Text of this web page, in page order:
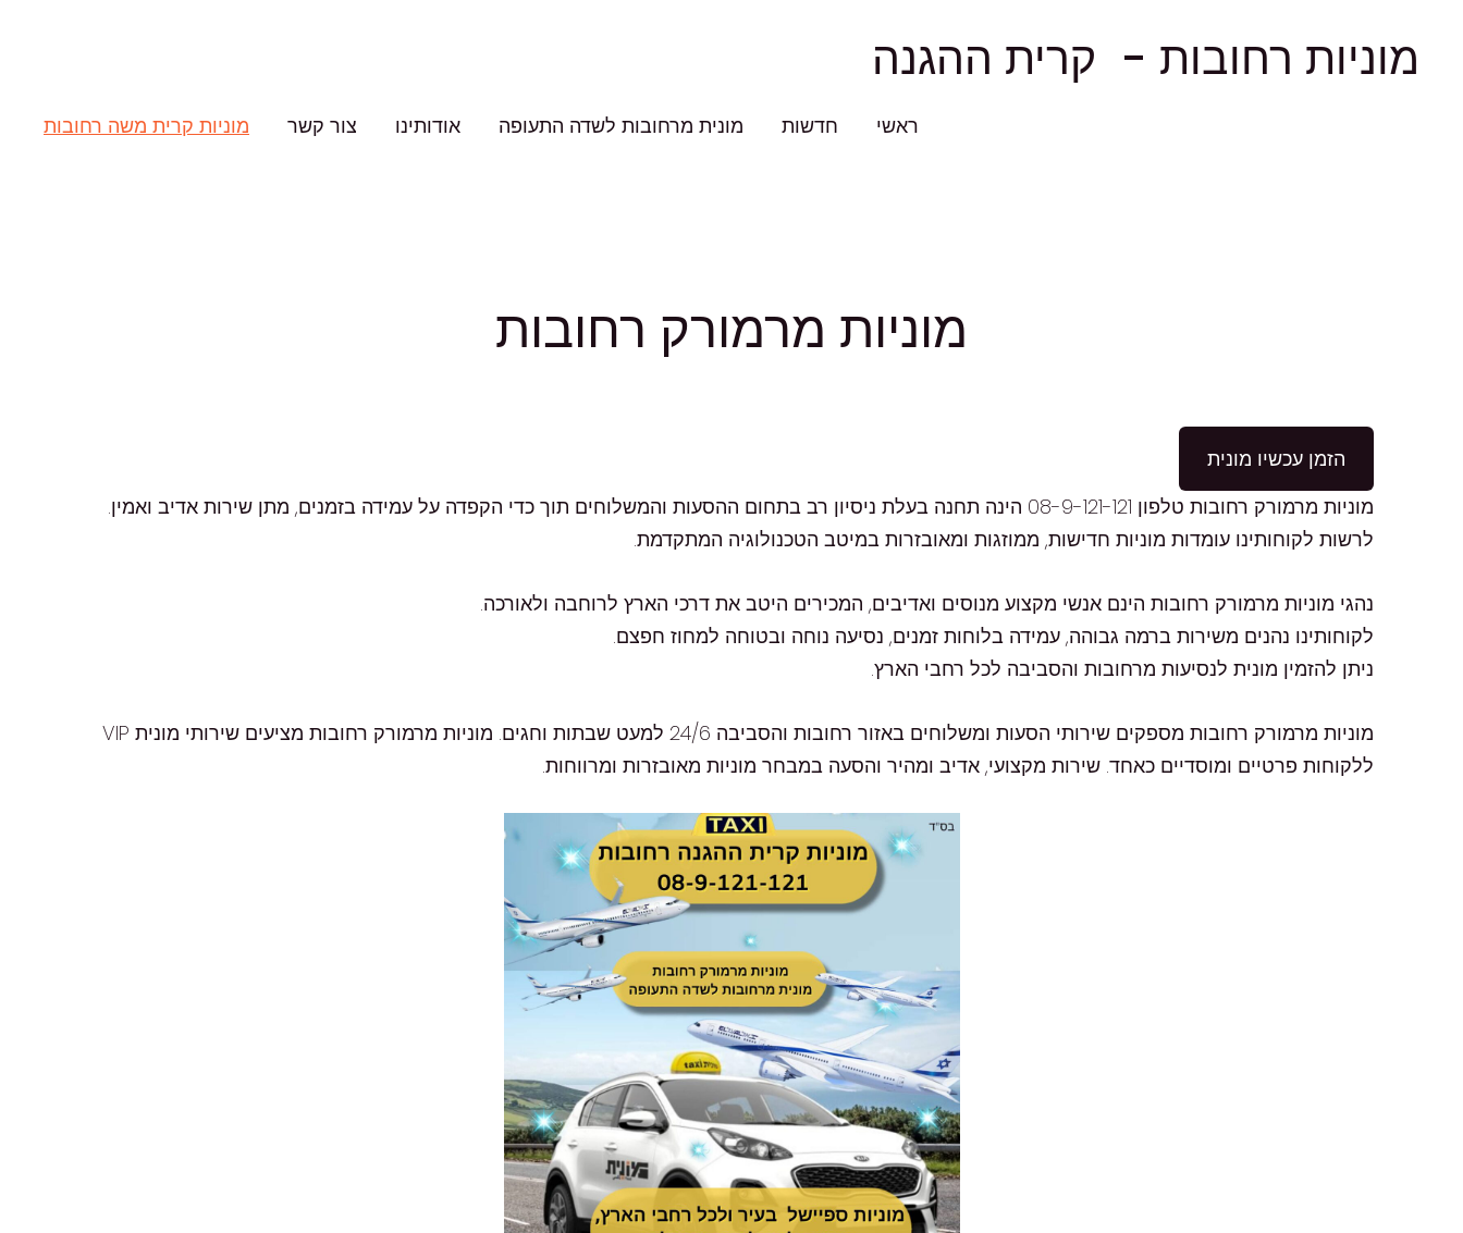
מוניות רחובות - קרית ההגנה
ראשי חדשות מונית מרחובות לשדה התעופה אודותינו צור קשר מוניות קרית משה רחובות
מוניות מרמורק רחובות
הזמן עכשיו מונית
מוניות מרמורק רחובות טלפון 08-9-121-121 הינה תחנה בעלת ניסיון רב בתחום ההסעות והמשלוחים תוך כדי הקפדה על עמידה בזמנים, מתן שירות אדיב ואמין.
לרשות לקוחותינו עומדות מוניות חדישות, ממוזגות ומאובזרות במיטב הטכנולוגיה המתקדמת.
נהגי מוניות מרמורק רחובות הינם אנשי מקצוע מנוסים ואדיבים, המכירים היטב את דרכי הארץ לרוחבה ולאורכה.
לקוחותינו נהנים משירות ברמה גבוהה, עמידה בלוחות זמנים, נסיעה נוחה ובטוחה למחוז חפצם.
ניתן להזמין מונית לנסיעות מרחובות והסביבה לכל רחבי הארץ.
מוניות מרמורק רחובות מספקים שירותי הסעות ומשלוחים באזור רחובות והסביבה 24/6 למעט שבתות וחגים. מוניות מרמורק רחובות מציעים שירותי מונית VIP
ללקוחות פרטיים ומוסדיים כאחד. שירות מקצועי, אדיב ומהיר והסעה במבחר מוניות מאובזרות ומרווחות.